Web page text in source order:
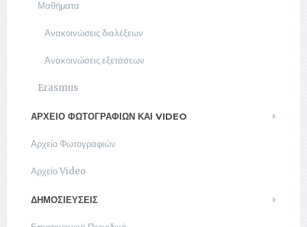
Μαθήματα
Ανακοινώσεις διαλέξεων
Ανακοινώσεις εξετάσεων
Erasmus
ΑΡΧΕΊΟ ΦΩΤΟΓΡΑΦΙΏΝ ΚΑΙ VIDEO
Αρχείο Φωτογραφιών
Αρχείο Video
ΔΗΜΟΣΙΕΥΣΕΙΣ